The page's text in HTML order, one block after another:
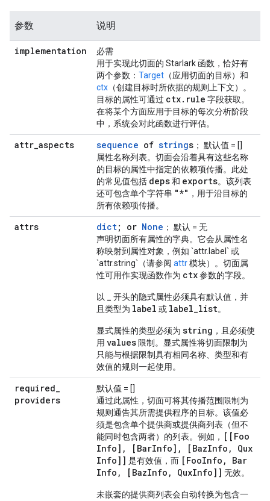
参数 说明
implementation
必需
用于实现此切面的 Starlark 函数，恰好有
两个参数： Target （应用切面的目标）和
ctx （创建目标时所依据的规则上下文）。
目标的属性可通过 ctx. rule 字段获取。
在将某个方面应用于目标的每次分析阶段
中，系统会对此函数进行评估。
attr_aspects sequence of strings ； 默认值 = []
属性名称列表。切面会沿着具有这些名称
的目标的属性中指定的依赖项传播。此处
的常见值包括 deps和 exports。该列表
还可包含单个字符串 "*" ，用于沿目标的
所有依赖项传播。
attrs dict; or None ； 默认 = 无
声明切面所有属性的字典。它会从属性名
称映射到属性对象，例如 `attr.label` 或
`attr.string`（请参阅 attr模块）。切面属
性可用作实现函数作为 ctx参数的字段。
以 _ 开头的隐式属性必须具有默认值，并
且类型为 label 或 label_list。
显式属性的类型必须为 string ，且必须使
用 values 限制。显式属性将切面限制为
只能与根据限制具有相同名称、类型和有
效值的规则一起使用。
required_
providers
默认值 = []
通过此属性，切面可将其传播范围限制为
规则通告其所需提供程序的目标。该值必
须是包含单个提供商或提供商列表（但不
能同时包含两者）的列表。例如， [[Foo
Info] , [BarInfo] , [BazInfo ,
Qux
Info]] 是有效值，而 [FooInfo ,
Bar
Info , [BazInfo , QuxInfo]] 无效。
未嵌套的提供商列表会自动转换为包含一